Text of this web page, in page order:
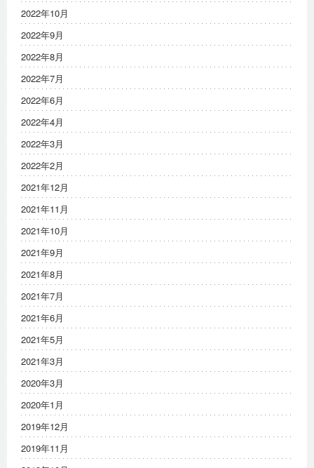
2022年10月
2022年9月
2022年8月
2022年7月
2022年6月
2022年4月
2022年3月
2022年2月
2021年12月
2021年11月
2021年10月
2021年9月
2021年8月
2021年7月
2021年6月
2021年5月
2021年3月
2020年3月
2020年1月
2019年12月
2019年11月